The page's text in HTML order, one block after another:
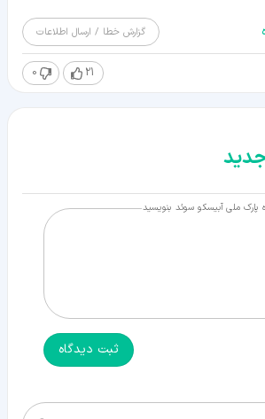
گزارش خطا / ارسال اطلاعات
21
0
پارک ملی آبیسکو سوئد بنویسید
ثبت دیدگاه